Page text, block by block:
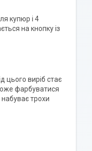
купюр і 4
на кнопку із
цього виріб стає
фарбуватися
набуває трохи